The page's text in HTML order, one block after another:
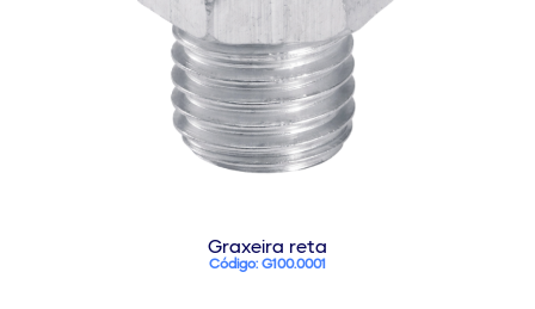
Graxeira reta
Código: G100.0001